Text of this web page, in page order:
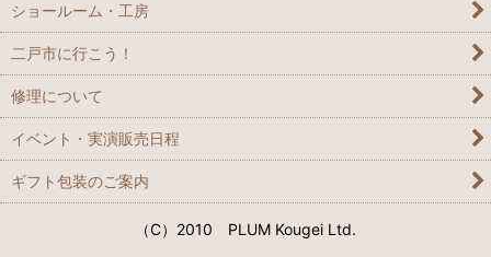
ショールーム・工房
二戸市に行こう！
修理について
イベント・実演販売日程
ギフト包装のご案内
（C）2010 PLUM Kougei Ltd.